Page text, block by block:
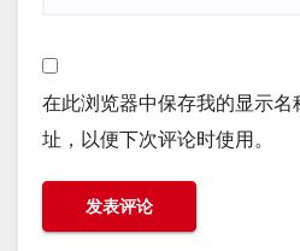
在此浏览器中保存我的显示
址，以便下次评论时使用。